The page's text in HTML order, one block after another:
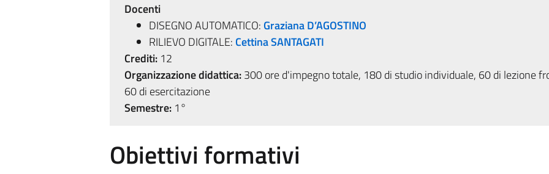
Docenti
DISEGNO AUTOMATICO: Graziana D’AGOSTINO
RILIEVO DIGITALE: Cettina SANTAGATI
Crediti:12
Organizzazione didattica:300 ore d'impegno totale, 180 di studio individuale, 60 di lezione
60 di esercitazione
Semestre:1°
Obiettivi formativi